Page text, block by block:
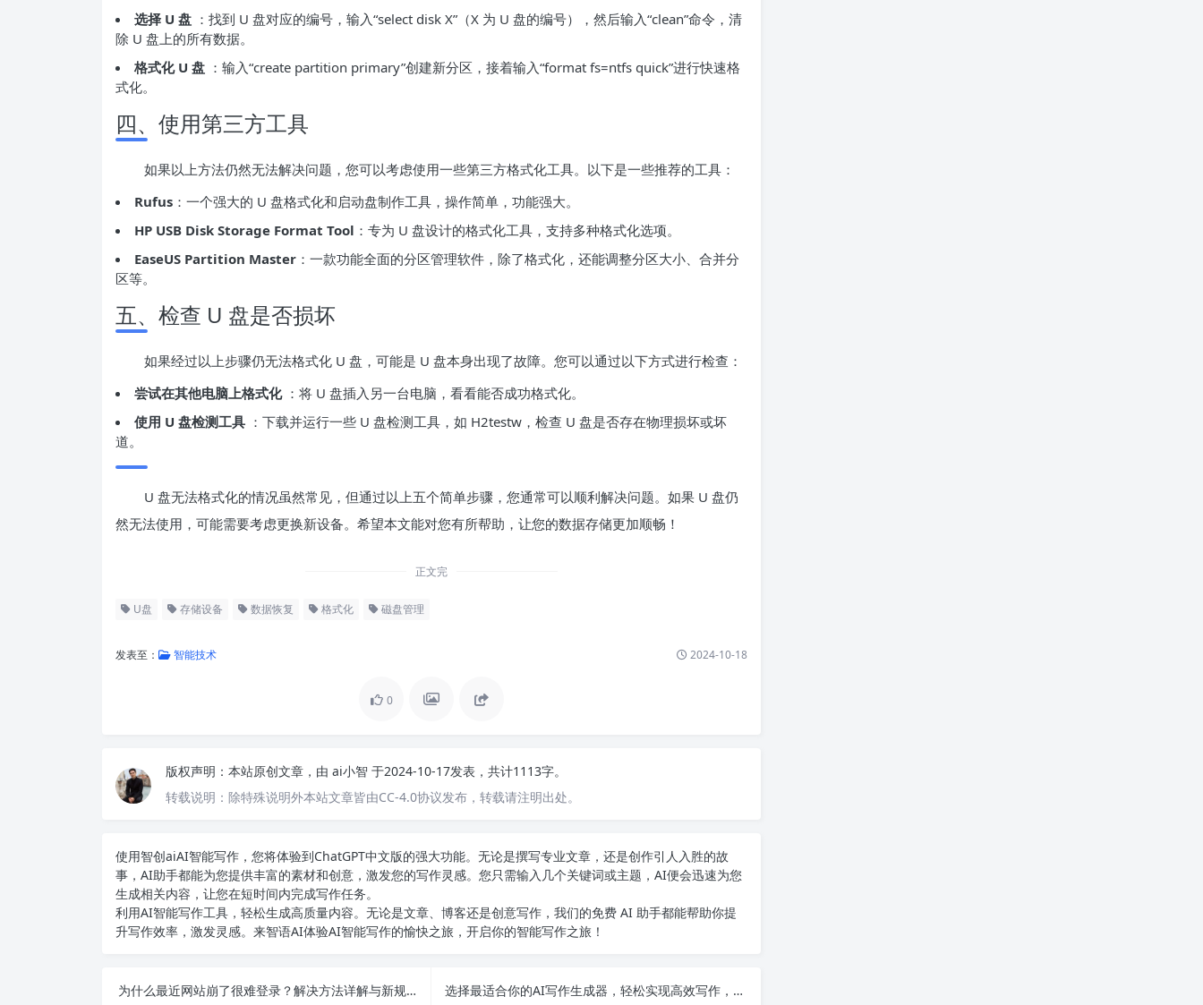
选择 U 盘 ：找到 U 盘对应的编号，输入“select disk X”（X 为 U 盘的编号），然后输入“clean”命令，清
除 U 盘上的所有数据。
格式化 U 盘 ：输入“create partition primary”创建新分区，接着输入“format fs=ntfs quick”进行快速格
式化。
四、使用第三方工具
如果以上方法仍然无法解决问题，您可以考虑使用一些第三方格式化工具。以下是一些推荐的工具：
Rufus ：一个强大的 U 盘格式化和启动盘制作工具，操作简单，功能强大。
HP USB Disk Storage Format Tool ：专为 U 盘设计的格式化工具，支持多种格式化选项。
EaseUS Partition Master ：一款功能全面的分区管理软件，除了格式化，还能调整分区大小、合并分
区等。
五、检查 U 盘是否损坏
如果经过以上步骤仍无法格式化 U 盘，可能是 U 盘本身出现了故障。您可以通过以下方式进行检查：
尝试在其他电脑上格式化 ：将 U 盘插入另一台电脑，看看能否成功格式化。
使用 U 盘检测工具 ：下载并运行一些 U 盘检测工具，如 H2testw，检查 U 盘是否存在物理损坏或坏
道。
U 盘无法格式化的情况虽然常见，但通过以上五个简单步骤，您通常可以顺利解决问题。如果 U 盘仍
然无法使用，可能需要考虑更换新设备。希望本文能对您有所帮助，让您的数据存储更加顺畅！
正文完
U盘 存储设备 数据恢复 格式化 磁盘管理
发表至： 智能技术 2024-10-18
0
版权声明： 本站原创文章，由 ai小智 于2024-10-17发表，共计1113字。
转载说明： 除特殊说明外本站文章皆由CC-4.0协议发布，转载请注明出处。
使用智创aiAI智能写作 ，您将体验到ChatGPT中文版的强大功能。无论是撰写专业文章，还是创作引人入胜的故
事，AI助手都能为您提供丰富的素材和创意，激发您的写作灵感。您只需输入几个关键词或主题，AI便会迅速为您
生成相关内容，让您在短时间内完成写作任务。
利用AI智能写作工具，轻松生成高质量内容。无论是文章、博客还是创意写作，我们的免费 AI 助手都能帮助你提
升写作效率，激发灵感。来智语AI体验AI智能写作的愉快之旅，开启你的智能写作之旅！
为什么最近网站崩了很难登录？解决方法详解与新规解析！
选择最适合你的AI写作生成器，轻松实现高效写作，助你创作出精彩内容！